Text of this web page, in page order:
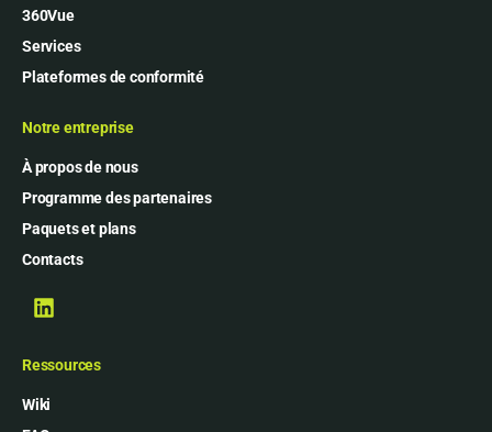
360Vue
Services
Plateformes de conformité
Notre entreprise
À propos de nous
Programme des partenaires
Paquets et plans
Contacts
Ressources
Wiki